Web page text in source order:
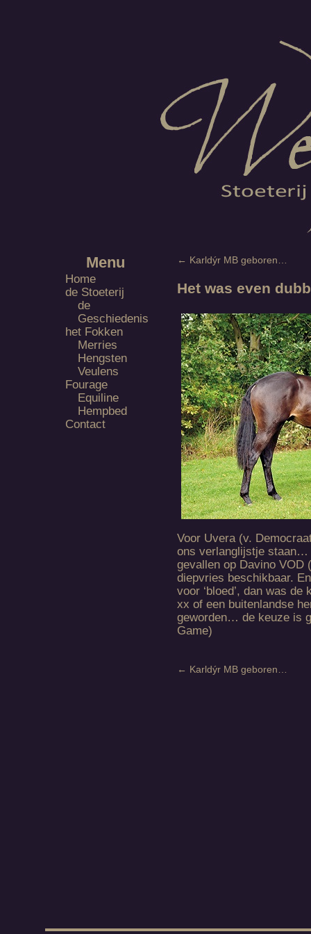
← Karldýr MB geboren…
Het was even
Voor Uvera (v.
ons verlanglijstje staan…
gevallen op Davino VOD
diepvries beschikbaar.
voor ‘bloed’, dan was
xx of een buitenlandse
geworden… de keuze is
Game)
← Karldýr MB geboren…
Menu
Home
de Stoeterij
de
Geschiedenis
het Fokken
Merries
Hengsten
Veulens
Fourage
Equiline
Hempbed
Contact